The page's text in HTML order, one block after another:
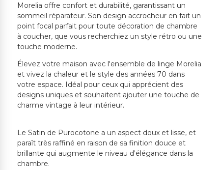
Morelia offre confort et durabilité, garantissant un
sommeil réparateur. Son design accrocheur en fait un
point focal parfait pour toute décoration de chambre
à coucher, que vous recherchiez un style rétro ou une
touche moderne.
Élevez votre maison avec l'ensemble de linge Morelia
et vivez la chaleur et le style des années 70 dans
votre espace. Idéal pour ceux qui apprécient des
designs uniques et souhaitent ajouter une touche de
charme vintage à leur intérieur.
Le Satin de Purocotone a un aspect doux et lisse, et
paraît très raffiné en raison de sa finition douce et
brillante qui augmente le niveau d'élégance dans la
chambre.